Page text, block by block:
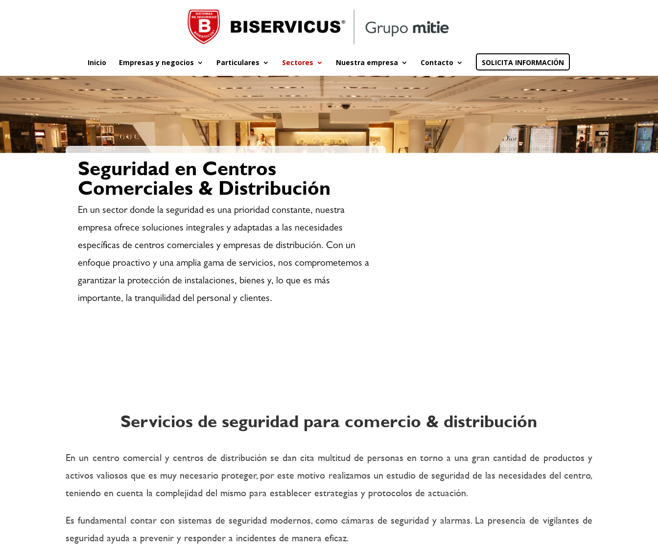
Inicio Empresas y negocios Particulares Sectores Nuestra empresa Contacto SOLICITA INFORMACIÓN
Seguridad en Centros
Comerciales & Distribución
En un sector donde la seguridad es una prioridad constante, nuestra
empresa ofrece soluciones integrales y adaptadas a las necesidades
específicas de centros comerciales y empresas de distribución. Con un
enfoque proactivo y una amplia gama de servicios, nos comprometemos a
garantizar la protección de instalaciones, bienes y, lo que es más
importante, la tranquilidad del personal y clientes.
Servicios de seguridad para comercio & distribución
En un centro comercial y centros de distribución se dan cita multitud de personas en torno a una gran cantidad de productos y
activos valiosos que es muy necesario proteger, por este motivo realizamos un estudio de seguridad de las necesidades del centro,
teniendo en cuenta la complejidad del mismo para establecer estrategias y protocolos de actuación.
Es fundamental contar con sistemas de seguridad modernos, como cámaras de seguridad y alarmas. La presencia de vigilantes de
seguridad ayuda a prevenir y responder a incidentes de manera eficaz.